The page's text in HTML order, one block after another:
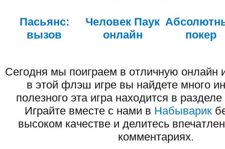
Пасьянс:
вызов
Человек Паук
онлайн
покер
Сегодня мы поиграем в отличную онлайн
в этой флэш игре вы найдете много
полезного эта игра находится в
Играйте вместе с нами в Набыварик
высоком качестве и делитесь
комментариях.